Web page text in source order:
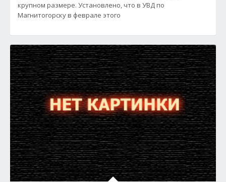
крупном размере. Установлено, что в УВД по
Магнитогорску в феврале этого